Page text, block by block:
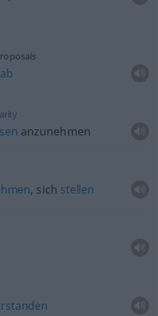
ab
anzunehmen
, sich stellen